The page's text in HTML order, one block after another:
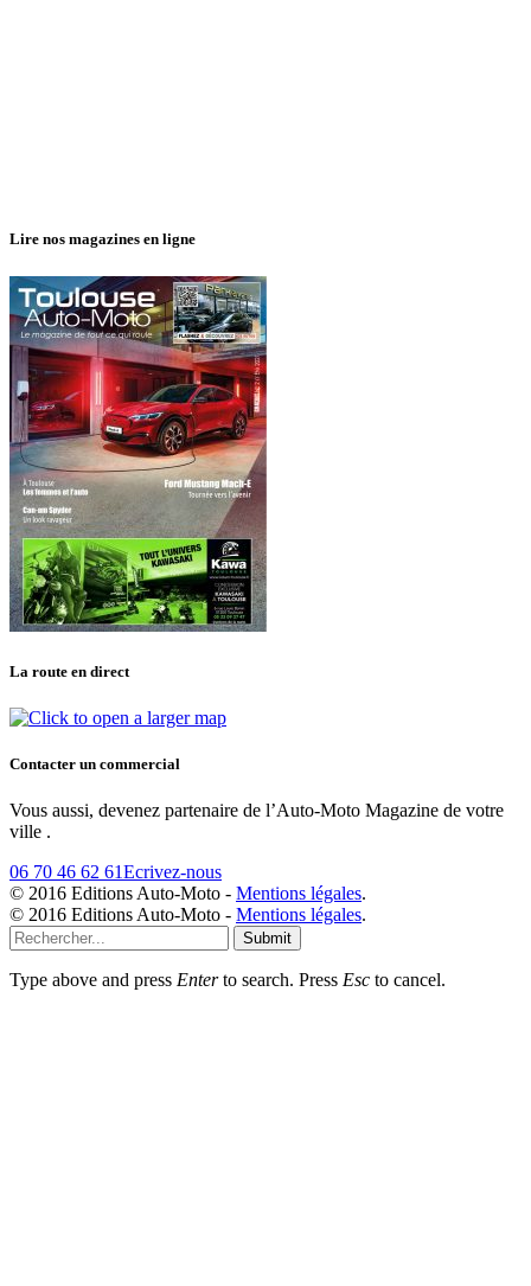
Lire nos magazines en ligne
La route en direct
Contacter un commercial
Vous aussi, devenez partenaire de l’Auto-Moto Magazine de votre
ville .
06 70 46 62 61Ecrivez-nous
© 2016 Editions Auto-Moto - Mentions légales.
© 2016 Editions Auto-Moto - Mentions légales.
Submit
Type above and press Enterto search. Press Esc to cancel.